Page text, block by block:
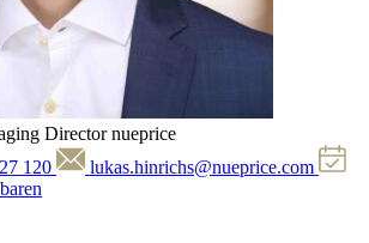
Director nueprice
120
lukas.hinrichs@nueprice.com